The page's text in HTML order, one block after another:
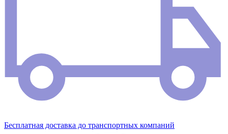
Бесплатная доставка до транспортных компаний